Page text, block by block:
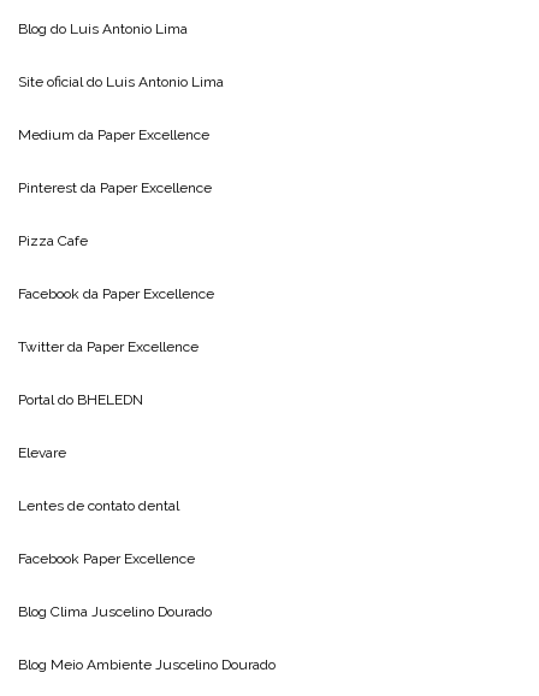
Blog do Luis Antonio Lima
Site oficial do Luis Antonio Lima
Medium da Paper Excellence
Pinterest da Paper Excellence
Pizza Cafe
Facebook da Paper Excellence
Twitter da Paper Excellence
Portal do BHELEDN
Elevare
Lentes de contato dental
Facebook Paper Excellence
Blog Clima Juscelino Dourado
Blog Meio Ambiente Juscelino Dourado